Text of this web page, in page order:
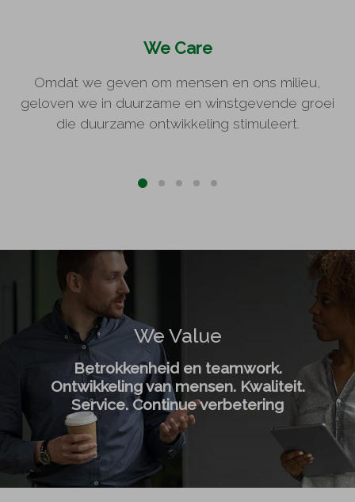
We Care
Omdat we geven om mensen en ons milieu,
geloven we in duurzame en winstgevende groei
die duurzame ontwikkeling stimuleert.
We Value
Betrokkenheid en teamwork.
Ontwikkeling van mensen. Kwaliteit.
Service. Continue verbetering